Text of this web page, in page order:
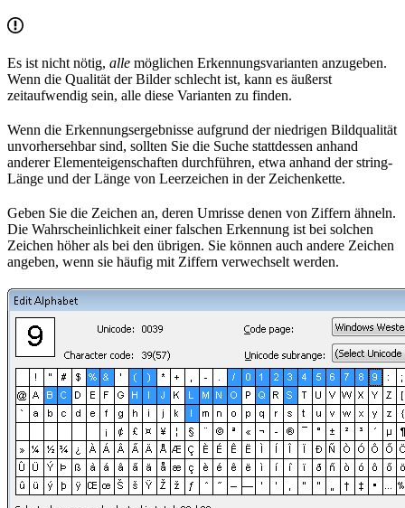
Es ist nicht nötig, alle möglichen Erkennungsvarianten anzugeben.
Wenn die Qualität der Bilder schlecht ist, kann es äußerst
zeitaufwendig sein, alle diese Varianten zu finden.
Wenn die Erkennungsergebnisse aufgrund der niedrigen Bildqualität
unvorhersehbar sind, sollten Sie die Suche stattdessen anhand
anderer Elementeigenschaften durchführen, etwa anhand der string-
Länge und der Länge von Leerzeichen in der Zeichenkette.
Geben Sie die Zeichen an, deren Umrisse denen von Ziffern ähneln.
Die Wahrscheinlichkeit einer falschen Erkennung ist bei solchen
Zeichen höher als bei den übrigen. Sie können auch andere Zeichen
angeben, wenn sie häufig mit Ziffern verwechselt werden.